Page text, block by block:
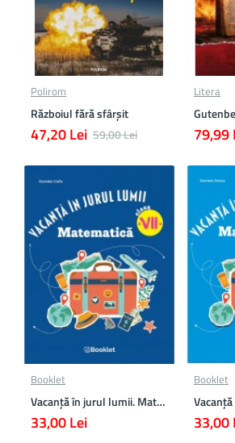
Polirom
Războiul fără sfârşit
47,20 Lei 59,00 Lei
Litera
79,99
Booklet
Vacanță în jurul lumii. Matematică clasa a VII-a – EDIȚIA 2026
33,00 Lei
Booklet
33,00